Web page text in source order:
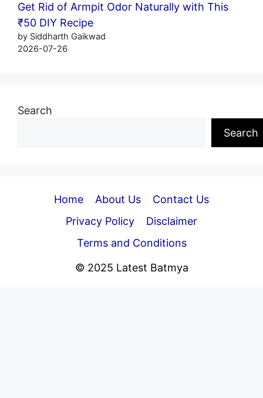
Get Rid of Armpit Odor Naturally with This
₹50 DIY Recipe
by Siddharth Gaikwad
2026-07-26
Search
Search
Home About Us
Contact Us
Privacy Policy
Disclaimer
Terms and Conditions
© 2025 Latest Batmya